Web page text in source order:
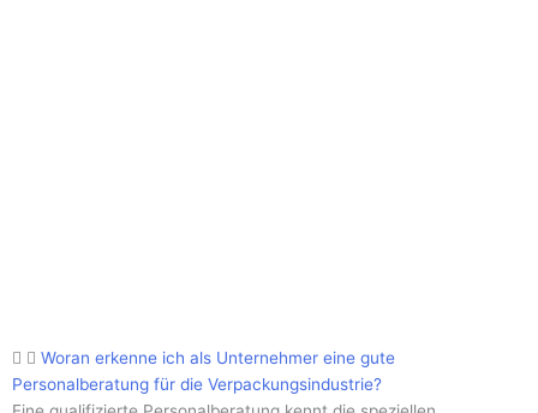
Woran erkenne ich als Unternehmer eine gute
Personalberatung für die Verpackungsindustrie?